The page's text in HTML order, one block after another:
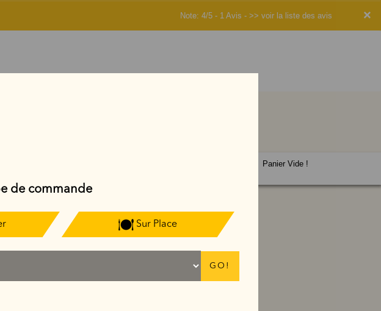
×
Note: 4/5 - 1 Avis - >> voir la liste des avis
Panier Vide !